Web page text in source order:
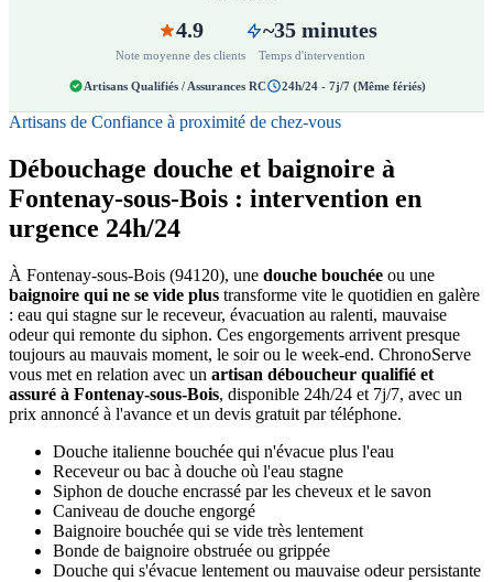
4.9
Note moyenne des clients
~35 minutes
Temps d'intervention
Artisans Qualifiés / Assurances RC 24h/24 - 7j/7 (Même fériés)
Artisans de Confiance à proximité de chez-vous
Débouchage douche et baignoire à
Fontenay-sous-Bois : intervention en
urgence 24h/24
À Fontenay-sous-Bois (94120), une douche bouchée ou une
baignoire qui ne se vide plus transforme vite le quotidien en galère
: eau qui stagne sur le receveur, évacuation au ralenti, mauvaise
odeur qui remonte du siphon. Ces engorgements arrivent presque
toujours au mauvais moment, le soir ou le week-end. ChronoServe
vous met en relation avec un artisan déboucheur qualifié et
assuré à Fontenay-sous-Bois, disponible 24h/24 et 7j/7, avec un
prix annoncé à l'avance et un devis gratuit par téléphone.
Douche italienne bouchée qui n'évacue plus l'eau
Receveur ou bac à douche où l'eau stagne
Siphon de douche encrassé par les cheveux et le savon
Caniveau de douche engorgé
Baignoire bouchée qui se vide très lentement
Bonde de baignoire obstruée ou grippée
Douche qui s'évacue lentement ou mauvaise odeur persistante